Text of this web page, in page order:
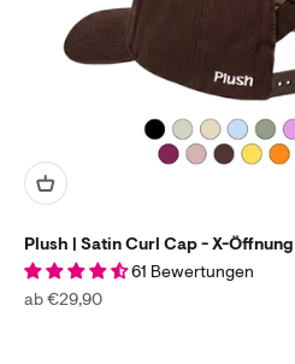
Plush | Satin Curl Cap - X-Öffnung
61 Bewertungen
Angebot
ab €29,90